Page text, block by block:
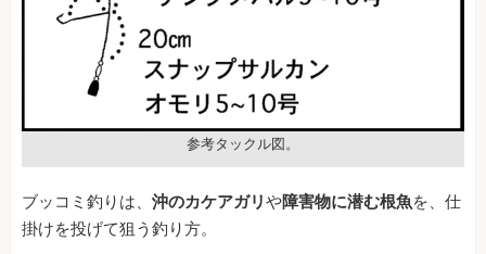
参考タックル図。
ブッコミ釣りは、 沖のカケアガリや障害物に潜む根魚を、仕
掛けを投げて狙う釣り方。